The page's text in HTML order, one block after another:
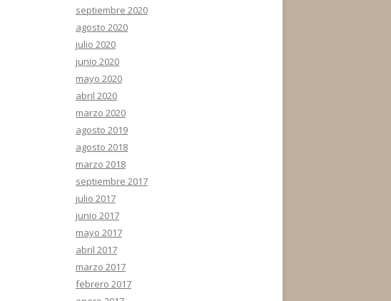
septiembre 2020
agosto 2020
julio 2020
junio 2020
mayo 2020
abril 2020
marzo 2020
agosto 2019
agosto 2018
marzo 2018
septiembre 2017
julio 2017
junio 2017
mayo 2017
abril 2017
marzo 2017
febrero 2017